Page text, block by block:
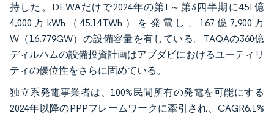
持した。DEWAだけで2024年の第1～第3四半期に451億
4,000万kWh（45.14TWh）を発電し、167億7,900万
W（16.779GW）の設備容量を有している。TAQAの360億
ディルハムの設備投資計画はアブダビにおけるユーティリ
ティの優位性をさらに固めている。
独立系発電事業者は、100%民間所有の発電を可能にする
2024年以降のPPPフレームワークに牽引され、CAGR6.1%